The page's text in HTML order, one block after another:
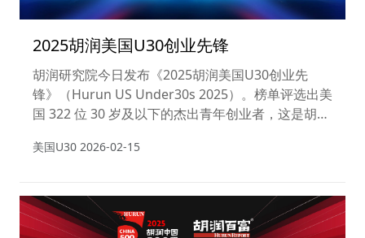
2025胡润美国U30创业先锋
胡润研究院今日发布《2025胡润美国U30创业先
锋》（Hurun US Under30s 2025）。榜单评选出美
国 322 位 30 岁及以下的杰出青年创业者，这是胡润
美国U30 2026-02-15